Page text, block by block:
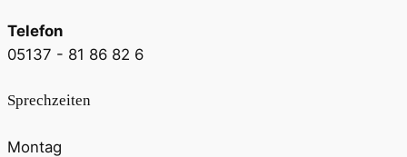
Telefon
05137 - 81 86 82 6
Sprechzeiten
Montag